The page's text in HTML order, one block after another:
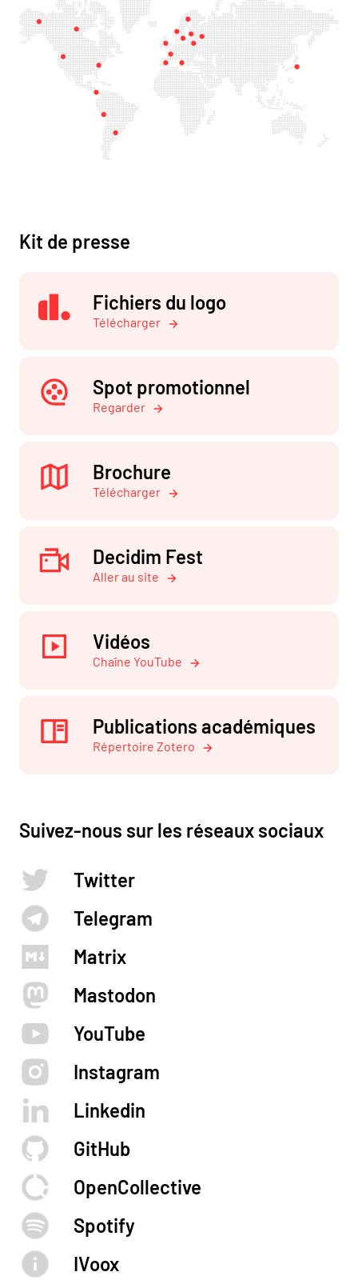
Kit de presse
Fichiers du logo
Télécharger
Spot promotionnel
Regarder
Brochure
Télécharger
Decidim Fest
Aller au site
Vidéos
Chaîne YouTube
Publications académiques
Répertoire Zotero
Suivez-nous sur les réseaux sociaux
Twitter
Telegram
Matrix
Mastodon
YouTube
Instagram
Linkedin
GitHub
OpenCollective
Spotify
iVoox